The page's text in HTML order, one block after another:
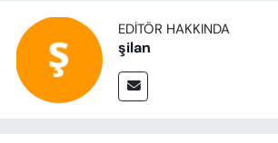
EDITÖR HAKKINDA
şilan